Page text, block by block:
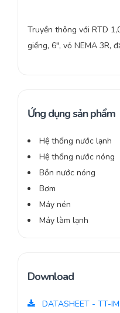
Truyền thông với RTD
giếng, 6″, vỏ NEMA 3R,
Ứng dụng sản phẩm
Hệ thống nước lạnh
Hệ thống nước nóng
Bồn nước nóng
Bơm
Máy nén
Máy làm lạnh
Download
DATASHEET - TT-